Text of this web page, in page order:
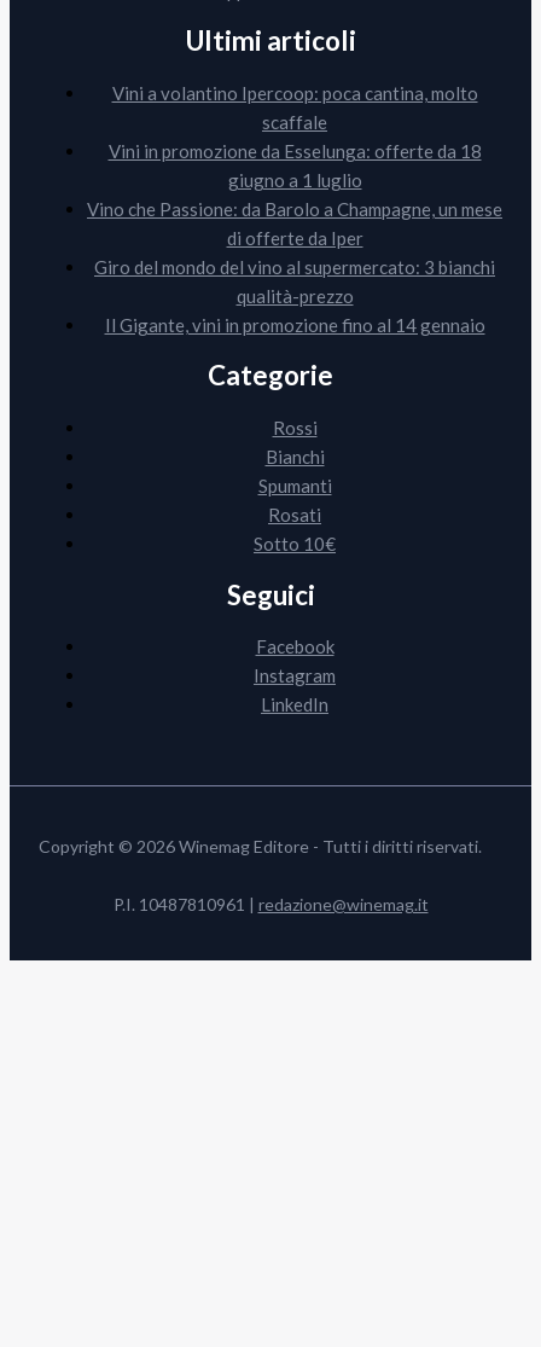
Ultimi articoli
Vini a volantino Ipercoop: poca cantina, molto
scaffale
Vini in promozione da Esselunga: offerte da 18
giugno a 1 luglio
Vino che Passione: da Barolo a Champagne, un mese
di offerte da Iper
Giro del mondo del vino al supermercato: 3 bianchi
qualità-prezzo
Il Gigante, vini in promozione fino al 14 gennaio
Categorie
Rossi
Bianchi
Spumanti
Rosati
Sotto 10€
Seguici
Facebook
Instagram
LinkedIn
Copyright © 2026 Winemag Editore - Tutti i diritti riservati.
P.I. 10487810961 | redazione@winemag.it